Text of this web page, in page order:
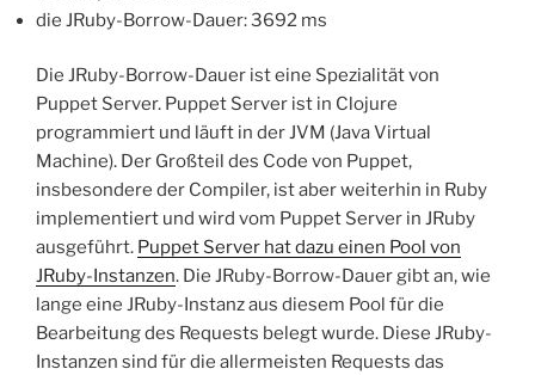
die JRuby-Borrow-Dauer: 3692 ms
Die JRuby-Borrow-Dauer ist eine Spezialität von
Puppet Server. Puppet Server ist in Clojure
programmiert und läuft in der JVM (Java Virtual
Machine). Der Großteil des Code von Puppet,
insbesondere der Compiler, ist aber weiterhin in Ruby
implementiert und wird vom Puppet Server in JRuby
ausgeführt. Puppet Server hat dazu einen Pool von
JRuby-Instanzen. Die JRuby-Borrow-Dauer gibt an, wie
lange eine JRuby-Instanz aus diesem Pool für die
Bearbeitung des Requests belegt wurde. Diese JRuby-
Instanzen sind für die allermeisten Requests das